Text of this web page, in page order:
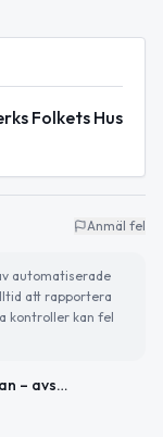
Folkets Hus
Anmäl fel
automatiserade
att rapportera
kontroller kan fel
Den sista primadonnan – avskedsföreställning med Gisela Nilsson